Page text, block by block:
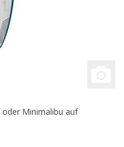
Minimalibu auf